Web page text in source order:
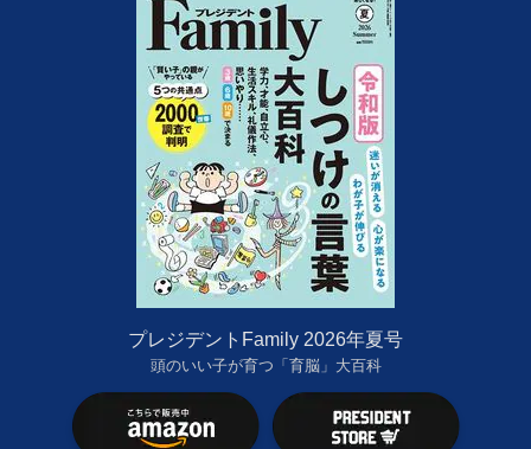
プレジデントFamily 2026年夏号
頭のいい子が育つ「育脳」大百科